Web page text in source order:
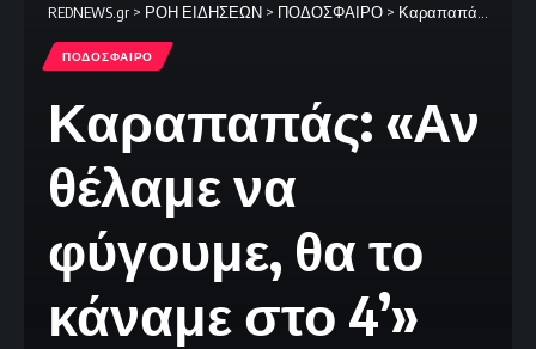
REDNEWS.gr > ΡΟΗ ΕΙΔΗΣΕΩΝ > ΠΟΔΟΣΦΑΙΡΟ > Καραπαπάς: «Αν θέλαμε να φύγουμε, θα το κάναμε στο 4’»
ΠΟΔΟΣΦΑΙΡΟ
Καραπαπάς: «Αν
θέλαμε να
φύγουμε, θα το
κάναμε στο 4’»